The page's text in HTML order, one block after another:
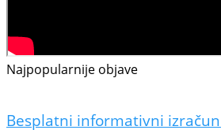
Najpopularnije objave
Besplatni informativni